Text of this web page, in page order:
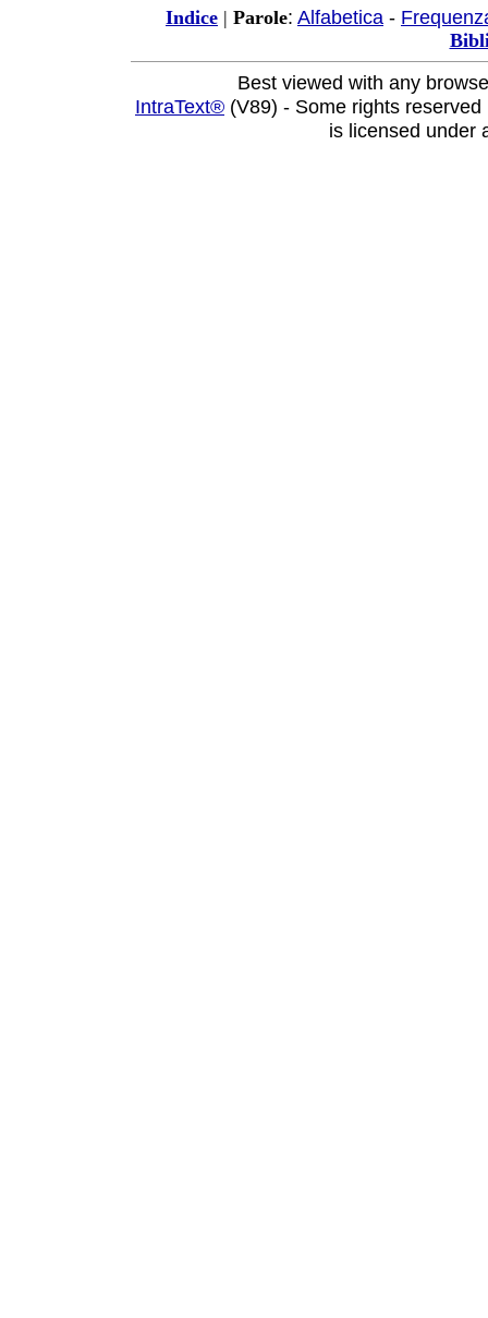
Indice | Parole: Alfabetica -
Best viewed with any
IntraText® (V89) - Some rights
is licensed under